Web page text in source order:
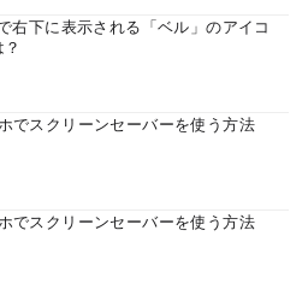
右下に表示される「ベル」のアイコ
でスクリーンセーバーを使う方法
でスクリーンセーバーを使う方法